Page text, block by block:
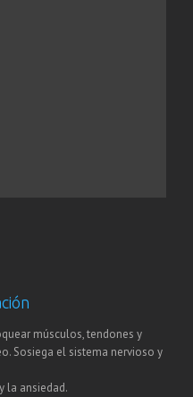
músculos, tendones y
Sosiega el sistema nervioso y
la ansiedad.